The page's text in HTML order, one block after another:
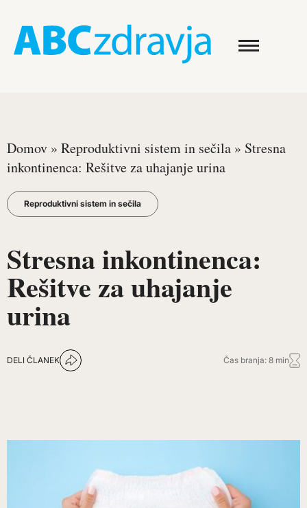
Domov » Reproduktivni sistem in sečila » Stresna
inkontinenca: Rešitve za uhajanje urina
Reproduktivni sistem in sečila
Stresna inkontinenca:
Rešitve za uhajanje
urina
DELI ČLANEK Čas branja: 8 min